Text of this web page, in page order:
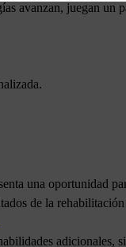
avanzan, juegan un
una oportunidad
de la
adicionales,